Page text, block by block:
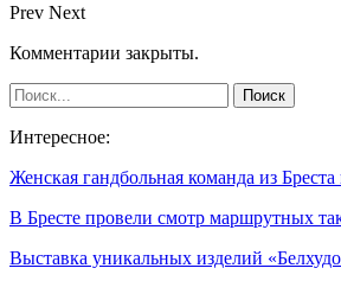
Prev Next
Комментарии закрыты.
Интересное:
Женская гандбольная команда из
В Бресте провели смотр маршрутных
Выставка уникальных изделий